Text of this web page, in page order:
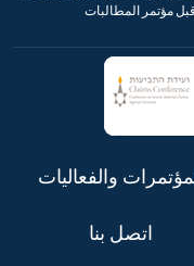
مؤتمر المطالبات
والفعاليات
اتصل بنا